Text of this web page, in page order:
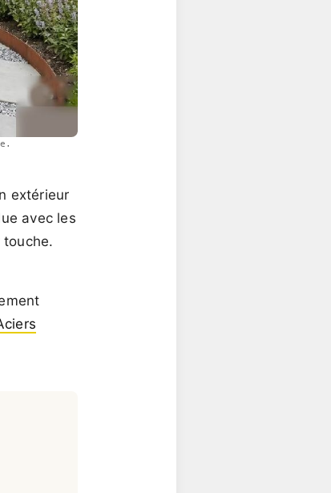
extérieur
avec les